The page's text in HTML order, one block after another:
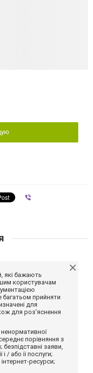
які бажають
користувачам
прийняти
для
для роз'яснення
порівняння з
заяви,
/ або її послуги;
ресурси;